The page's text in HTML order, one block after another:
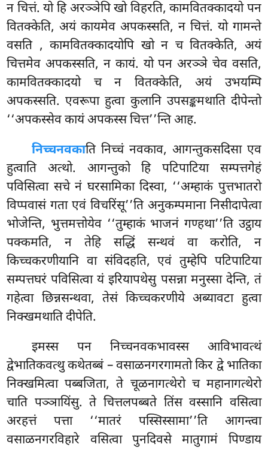
न चित्तं. यो हि अरञ्ञेपि खो विहरति, कामवितक्कादयो पन
वितक्केति, अयं कायमेव अपकस्सति, न चित्तं. यो गामन्ते
वसति , कामवितक्कादयोपि खो न च वितक्केति, अयं
चित्तमेव अपकस्सति, न कायं. यो पन अरञ्ञे चेव वसति,
कामवितक्कादयो च न वितक्केति, अयं उभयम्पि
अपकस्सति. एवरूपा हुत्वा कुलानि उपसङ्कमथाति दीपेन्तो
‘‘अपकस्सेव कायं अपकस्स चित्त’’न्ति आह.
निच्चनवकाति निच्चं नवकाव, आगन्तुकसदिसा एव
हुत्वाति अत्थो. आगन्तुको हि पटिपाटिया सम्पत्तगेहं
पविसित्वा सचे नं घरसामिका दिस्वा, ‘‘अम्हाकं पुत्तभातरो
विप्पवासं गता एवं विचरिंसू’’ति अनुकम्पमाना निसीदापेत्वा
भोजेन्ति, भुत्तमत्तोयेव ‘‘तुम्हाकं भाजनंगण्हथा’’ति उट्ठाय
पक्कमति, न तेहि सद्धिं सन्थवं वा करोति, न
किच्चकरणीयानि वा संविदहति, एवं तुम्हेपि पटिपाटिया
सम्पत्तघरं पविसित्वा यं इरियापथेसु पसन्ना मनुस्सा देन्ति, तं
गहेत्वा छिन्नसन्थवा, तेसं किच्चकरणीये अब्यावटा हुत्वा
निक्खमथाति दीपेति.
इमस्स पन निच्चनवकभावस्स आविभावत्थं
द्वेभातिकवत्थु कथेतब्बं – वसाळनगरगामतो किर द्वे भातिका
निक्खमित्वा पब्बजिता, ते चूळनागत्थेरो च महानागत्थेरो
चाति पञ्ञायिंसु. ते चित्तलपब्बते तिंस वस्सानि वसित्वा
अरहत्तं पत्ता ‘‘मातरं पस्सिस्सामा’’ति आगन्त्वा
वसाळनगरविहारे वसित्वा पुनदिवसे मातुगामं पिण्डाय